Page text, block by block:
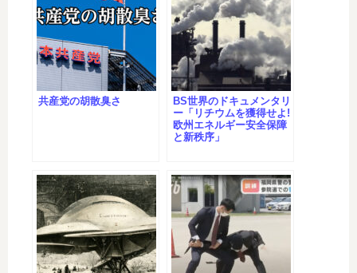
共産党の胡散臭さ
BS世界のドキュメンタリ
ー「リチウムを獲得せよ!
欧州エネルギー安全保障
と新秩序」